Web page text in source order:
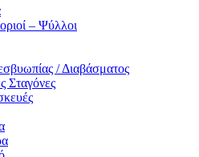
– Ψύλλοι
/ Διαβάσματος
Σταγόνες